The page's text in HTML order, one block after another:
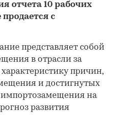
отчета 10 рабочих
с
представляет собой
в отрасли за
характеристику причин,
и достигнутых
импортозамещения на
развития